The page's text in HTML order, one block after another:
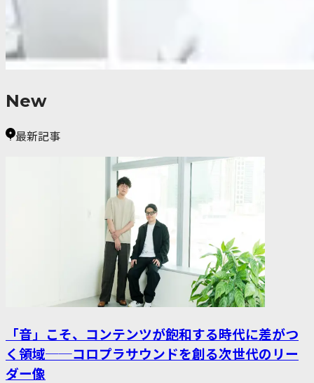
New
最新記事
「音」こそ、コンテンツが飽和する時代に差がつ
く領域──コロプラサウンドを創る次世代のリー
ダー像